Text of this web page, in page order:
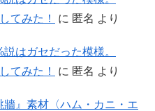
てみた！
に 匿名 より
はガセだった模様。
てみた！
に 匿名 より
牆』素材〈ハム・カニ・エ